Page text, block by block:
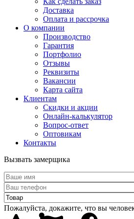
Доставка
Оплата и рассрочка
О компании
Производство
Гарантия
Портфолио
Отзывы
Реквизиты
Вакансии
Карта сайта
Клиентам
Скидки и акции
Онлайн-калькулятор
Вопрос-ответ
Оптовикам
Контакты
Вызвать замерщика
Пожалуйста, докажите, что вы